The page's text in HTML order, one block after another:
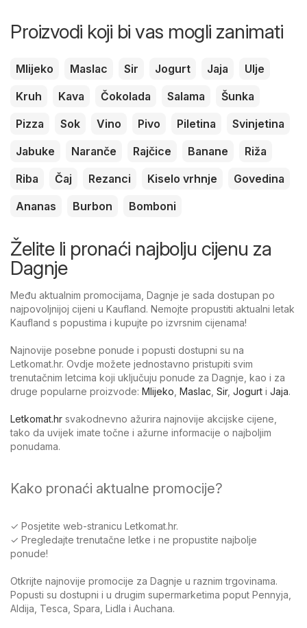
Proizvodi koji bi vas mogli zanimati
Mlijeko Maslac Sir Jogurt Jaja
Ulje
Kruh
Kava Čokolada Salama
Šunka
Pizza
Sok Vino Pivo Piletina
Svinjetina
Jabuke
Naranče Rajčice Banane
Riža
Riba
Čaj Rezanci Kiselo vrhnje
Govedina
Ananas
Burbon Bomboni
Želite li pronaći najbolju cijenu za
Dagnje
Među aktualnim promocijama, Dagnje je sada dostupan po
najpovoljnijoj cijeni u Kaufland. Nemojte propustiti aktualni letak
Kaufland s popustima i kupujte po izvrsnim cijenama!
Najnovije posebne ponude i popusti dostupni su na
Letkomat.hr. Ovdje možete jednostavno pristupiti svim
trenutačnim letcima koji uključuju ponude za Dagnje, kao i za
druge popularne proizvode: Mlijeko Maslac Sir, Jogurt i Jaja.
Letkomat.hr svakodnevno ažurira najnovije akcijske cijene,
tako da uvijek imate točne i ažurne informacije o najboljim
ponudama.
Kako pronaći aktualne promocije?
✓ Posjetite web-stranicu Letkomat.hr.
✓ Pregledajte trenutačne letke i ne propustite najbolje
ponude!
Otkrijte najnovije promocije za Dagnje u raznim trgovinama.
Popusti su dostupni i u drugim supermarketima poput Pennyja,
Aldija, Tesca, Spara, Lidla i Auchana.